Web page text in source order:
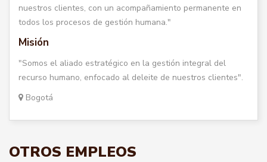
nuestros clientes, con un acompañamiento permanente en
todos los procesos de gestión humana."
Misión
"Somos el aliado estratégico en la gestión integral del
recurso humano, enfocado al deleite de nuestros clientes".
Bogotá
OTROS EMPLEOS